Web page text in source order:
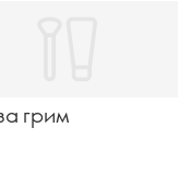
грим